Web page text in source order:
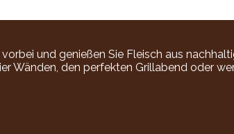
und genießen Sie Fleisch aus
Wänden, den perfekten Grillabend oder